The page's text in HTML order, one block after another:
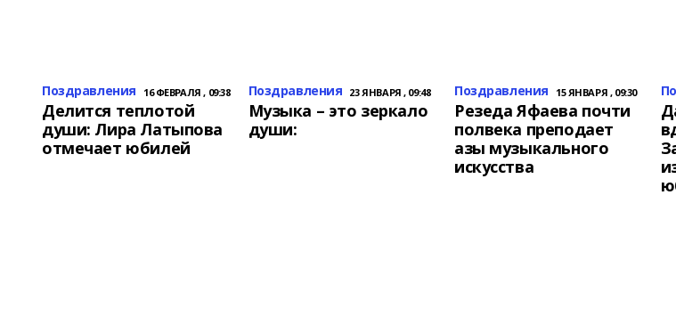
Поздравления 16 ФЕВРАЛЯ , 09:38
Делится теплотой
души: Лира Латыпова
отмечает юбилей
Поздравления 23 ЯНВАРЯ , 09:48
Музыка – это зеркало
души:
Поздравления 15 ЯНВАРЯ , 09:30
Резеда Яфаева почти
полвека преподает
азы музыкального
искусства